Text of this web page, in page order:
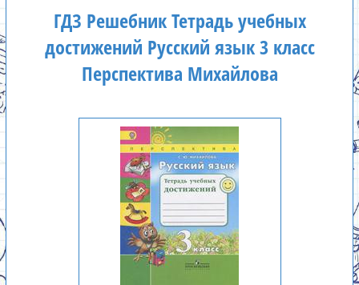
ГДЗ Решебник Тетрадь учебных
достижений Русский язык 3 класс
Перспектива Михайлова